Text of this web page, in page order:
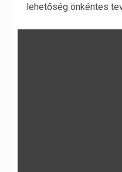
lehetőség önkéntes